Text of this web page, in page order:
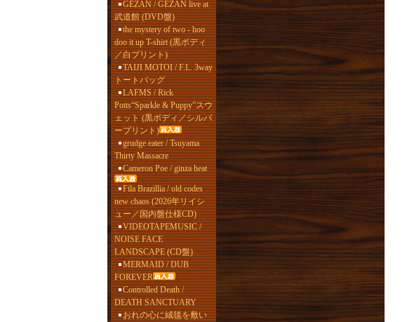
GEZAN / GEZAN live at
武道館 (DVD盤)
the mystery of two - hoo
doo it up T-shirt (黒ボディ
／白プリント)
TAIJI MOTOI / F.L. 3way
トートバッグ
LAFMS / Rick
Potts“Sparkle & Puppy”スウ
ェット (黒ボディ／シルバ
ープリント)
grudge eater / Tsuyama
Thirty Massacre
Cameron Poe / ginza heat
Fila Brazillia / old codes
new chaos (2026年リイシ
ュー／国内盤仕様CD)
VIDEOTAPEMUSIC /
NOISE FACE
LANDSCAPE (CD盤)
MERMAID / DUB
FOREVER
Controlled Death /
DEATH SANCTUARY
おれの心に絨毯を敷い